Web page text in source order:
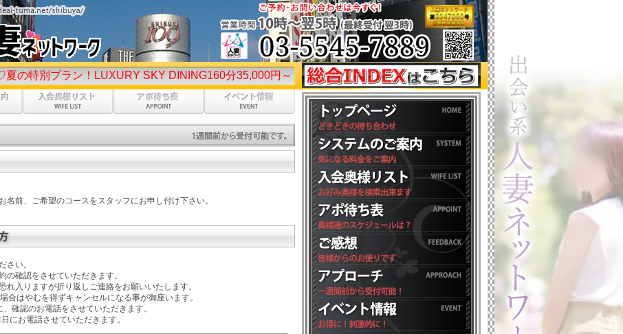
プラン！LUXURY SKY DINING160分35,000円～♡お試しコース75分総額14,000円にてご案内♡
名前、ご希望のコースをスタッフにお申し付け下さい。
さい。
の確認をさせていただきます。
れ入りますが折り返しご連絡をお願いいたします。
合はやむを得ずキャンセルになる事が御座います。
確認のお電話をさせていただきます。
にお電話させていただきます。